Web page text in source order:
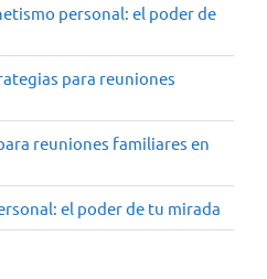
personal: el poder de
para reuniones
reuniones familiares en
el poder de tu mirada